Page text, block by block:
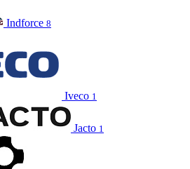
Indforce 8
Iveco 1
Jacto 1